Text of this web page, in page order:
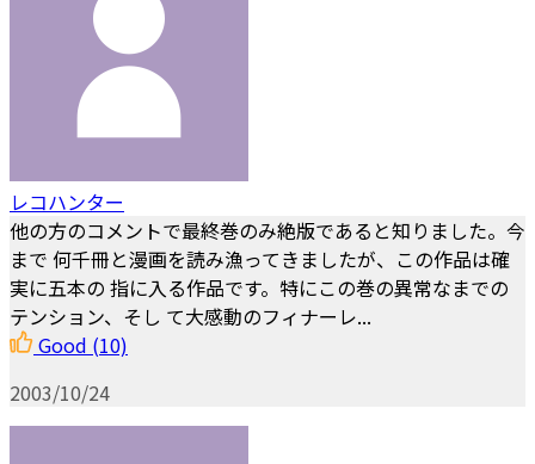
レコハンター
他の方のコメントで最終巻のみ絶版であると知りました。今
まで 何千冊と漫画を読み漁ってきましたが、この作品は確
実に五本の 指に入る作品です。特にこの巻の異常なまでの
テンション、そし て大感動のフィナーレ...
Good (10)
2003/10/24